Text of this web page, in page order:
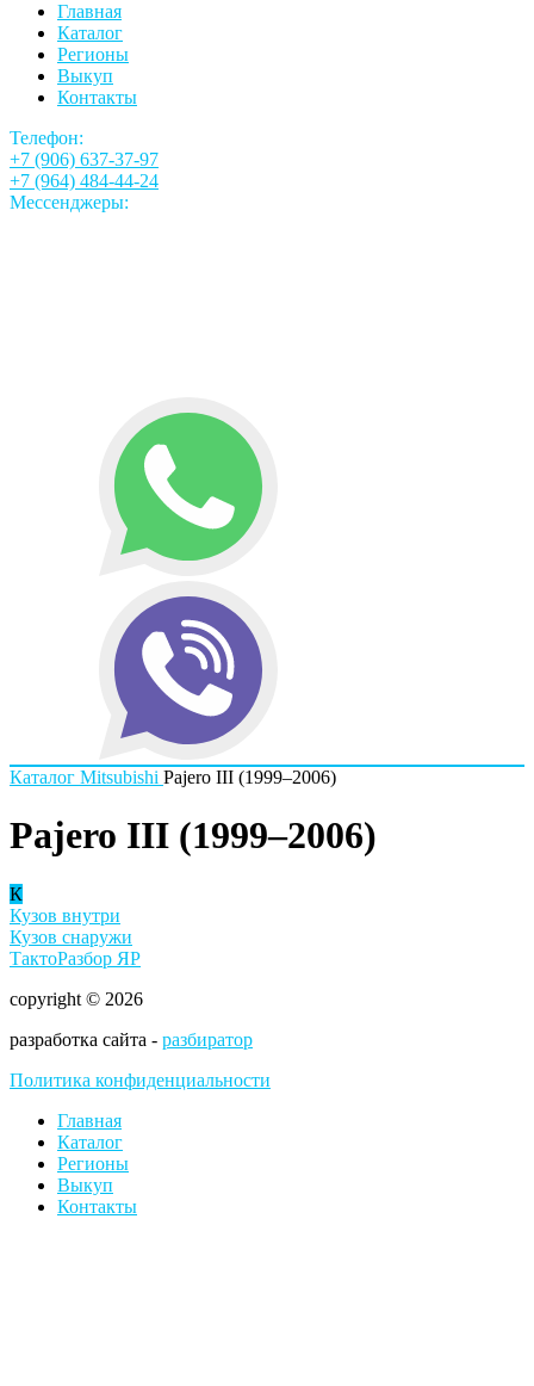
Главная
Каталог
Регионы
Выкуп
Контакты
Телефон:
+7 (906) 637-37-97
+7 (964) 484-44-24
Мессенджеры:
Каталог Mitsubishi Pajero III (1999–2006)
Pajero III (1999–2006)
К
Кузов внутри
Кузов снаружи
ТактоРазбор ЯР
copyright © 2026
разработка сайта - разбиратор
Политика конфиденциальности
Главная
Каталог
Регионы
Выкуп
Контакты